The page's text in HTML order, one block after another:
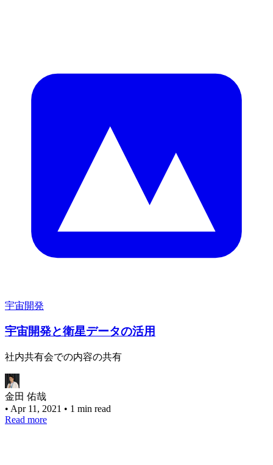
宇宙開発
宇宙開発と衛星データの活用
社内共有会での内容の共有
金田 佑哉
• Apr 11, 2021 • 1 min read
Read more